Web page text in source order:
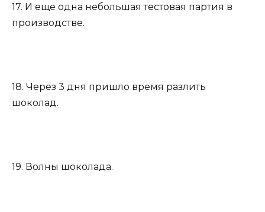
17. И еще одна небольшая тестовая партия в
производстве.
18. Через 3 дня пришло время разлить
шоколад.
19. Волны шоколада.